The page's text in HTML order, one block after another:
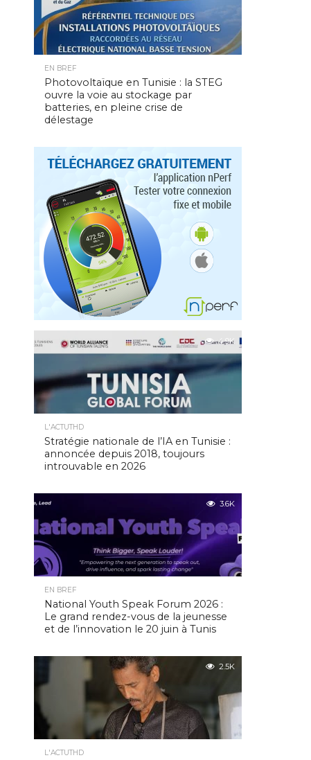
EN BREF
Photovoltaïque en Tunisie : la STEG
ouvre la voie au stockage par
batteries, en pleine crise de
délestage
4.9K
L'ACTUTHD
Stratégie nationale de l’IA en Tunisie :
annoncée depuis 2018, toujours
introuvable en 2026
3.6K
EN BREF
National Youth Speak Forum 2026 :
Le grand rendez-vous de la jeunesse
et de l’innovation le 20 juin à Tunis
2.5K
L'ACTUTHD